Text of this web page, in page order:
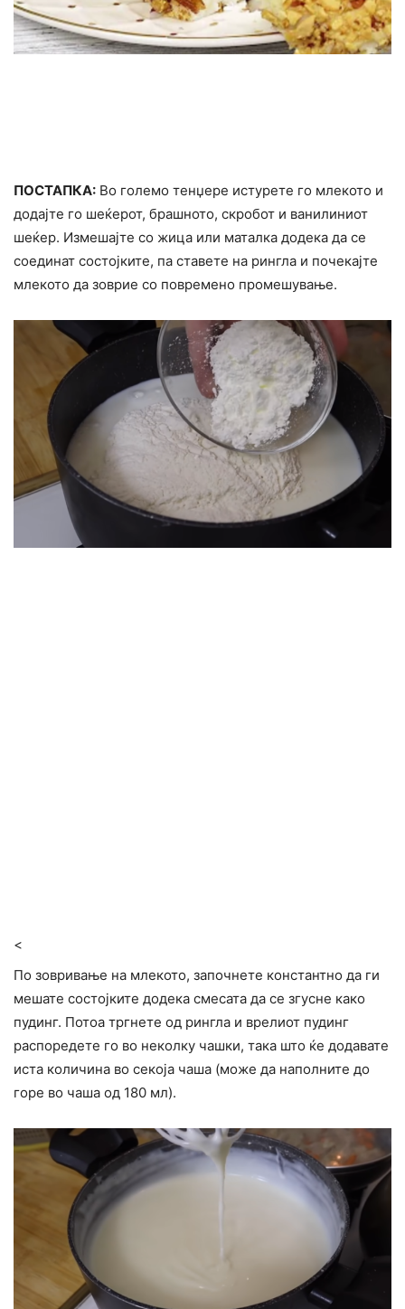
ПОСТАПКА: Во големо тенџере истурете го млекото и
додајте го шеќерот, брашното, скробот и ванилиниот
шеќер. Измешајте со жица или маталка додека да се
соединат состојките, па ставете на рингла и почекајте
млекото да зоврие со повремено промешување.
<
По зовривање на млекото, започнете константно да ги
мешате состојките додека смесата да се згусне како
пудинг. Потоа тргнете од рингла и врелиот пудинг
распоредете го во неколку чашки, така што ќе додавате
иста количина во секоја чаша (може да наполните до
горе во чаша од 180 мл).